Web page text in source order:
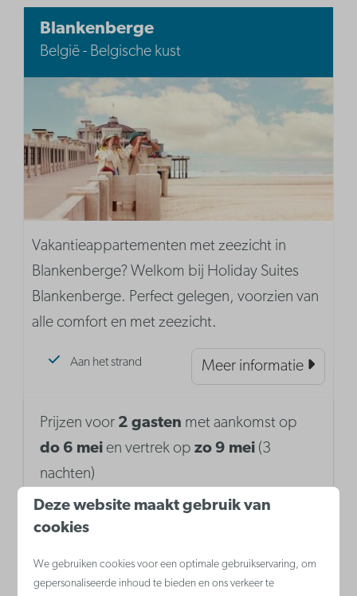
Blankenberge
België - Belgische kust
Vakantieappartementen met zeezicht in
Blankenberge? Welkom bij Holiday Suites
Blankenberge. Perfect gelegen, voorzien van
alle comfort en met zeezicht.
Aan het strand Meer informatie
Prijzen voor 2 gasten met aankomst op
do 6 mei en vertrek opzo 9 mei (3
nachten)
Deze website maakt gebruik van
cookies
We gebruiken cookies voor een optimale gebruikservaring, om
gepersonaliseerde inhoud te bieden en ons verkeer te